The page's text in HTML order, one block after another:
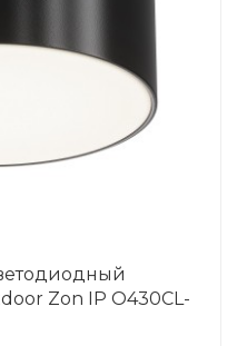
Zon IP O430CL-